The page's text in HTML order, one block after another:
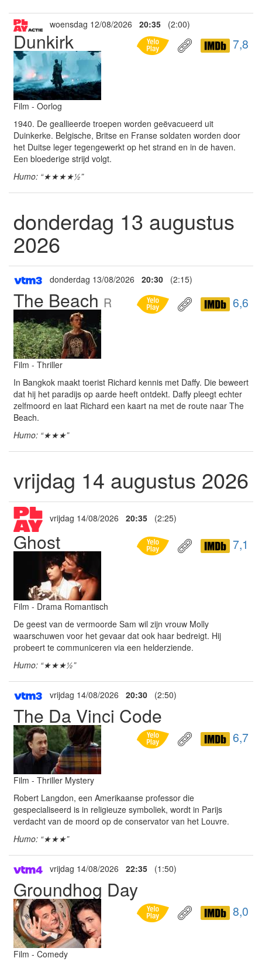
woensdag 12/08/2026 20:35 (2:00)
Dunkirk 7,8
Film - Oorlog
1940. De geallieerde troepen worden geëvacueerd uit
Duinkerke. Belgische, Britse en Franse soldaten worden door
het Duitse leger tegengewerkt op het strand en in de haven.
Een bloederige strijd volgt.
Humo: “★★★★½”
donderdag 13 augustus
2026
donderdag 13/08/2026 20:30 (2:15)
The Beach R 6,6
Film - Thriller
In Bangkok maakt toerist Richard kennis met Daffy. Die beweert
dat hij het paradijs op aarde heeft ontdekt. Daffy pleegt echter
zelfmoord en laat Richard een kaart na met de route naar The
Beach.
Humo: “★★★”
vrijdag 14 augustus 2026
vrijdag 14/08/2026 20:35 (2:25)
Ghost 7,1
Film - Drama Romantisch
De geest van de vermoorde Sam wil zijn vrouw Molly
waarschuwen voor het gevaar dat ook haar bedreigt. Hij
probeert te communiceren via een helderziende.
Humo: “★★★½”
vrijdag 14/08/2026 20:30 (2:50)
The Da Vinci Code
6,7
Film - Thriller Mystery
Robert Langdon, een Amerikaanse professor die
gespecialiseerd is in religieuze symboliek, wordt in Parijs
verdacht van de moord op de conservator van het Louvre.
Humo: “★★★”
vrijdag 14/08/2026 22:35 (1:50)
Groundhog Day
8,0
Film - Comedy